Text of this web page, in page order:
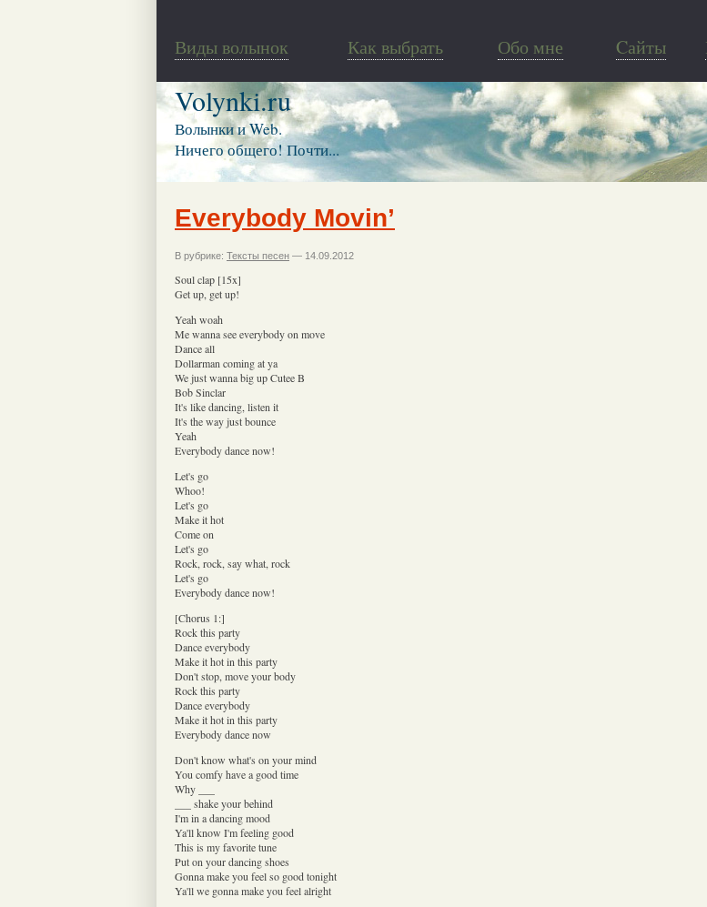
Виды волынок Как выбрать Обо мне Cайты
Volynki.ru
Волынки и Web.
Ничего общего! Почти...
Everybody Movin’
В рубрике: Тексты песен — 14.09.2012
Soul clap [15x]
Get up, get up!
Yeah woah
Me wanna see everybody on move
Dance all
Dollarman coming at ya
We just wanna big up Cutee B
Bob Sinclar
It's like dancing, listen it
It's the way just bounce
Yeah
Everybody dance now!
Let's go
Whoo!
Let's go
Make it hot
Come on
Let's go
Rock, rock, say what, rock
Let's go
Everybody dance now!
[Chorus 1:]
Rock this party
Dance everybody
Make it hot in this party
Don't stop, move your body
Rock this party
Dance everybody
Make it hot in this party
Everybody dance now
Don't know what's on your mind
You comfy have a good time
Why ___
___ shake your behind
I'm in a dancing mood
Ya'll know I'm feeling good
This is my favorite tune
Put on your dancing shoes
Gonna make you feel so good tonight
Ya'll we gonna make you feel alright